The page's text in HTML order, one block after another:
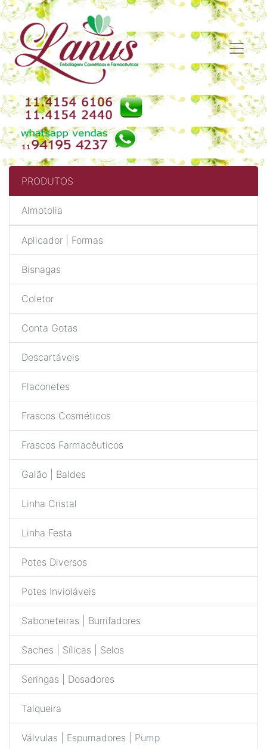
PRODUTOS
Almotolia
Aplicador | Formas
Bisnagas
Coletor
Conta Gotas
Descartáveis
Flaconetes
Frascos Cosméticos
Frascos Farmacêuticos
Galão | Baldes
Linha Cristal
Linha Festa
Potes Diversos
Potes Invioláveis
Saboneteiras | Burrifadores
Saches | Sílicas | Selos
Seringas | Dosadores
Talqueira
Válvulas | Espumadores | Pump